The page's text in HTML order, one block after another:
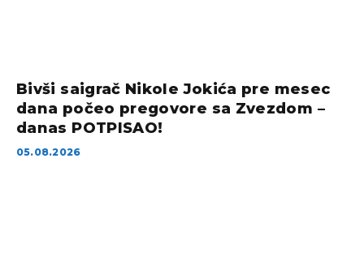
Bivši saigrač Nikole Jokića pre mesec
dana počeo pregovore sa Zvezdom –
danas POTPISAO!
05.08.2026